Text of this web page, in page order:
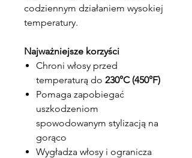
codziennym działaniem wysokiej
temperatury.
Najważniejsze korzyści
Chroni włosy przed
temperaturą do 230°C (450°F)
Pomaga zapobiegać
uszkodzeniom
spowodowanym stylizacją na
gorąco
Wygładza włosy i ogranicza